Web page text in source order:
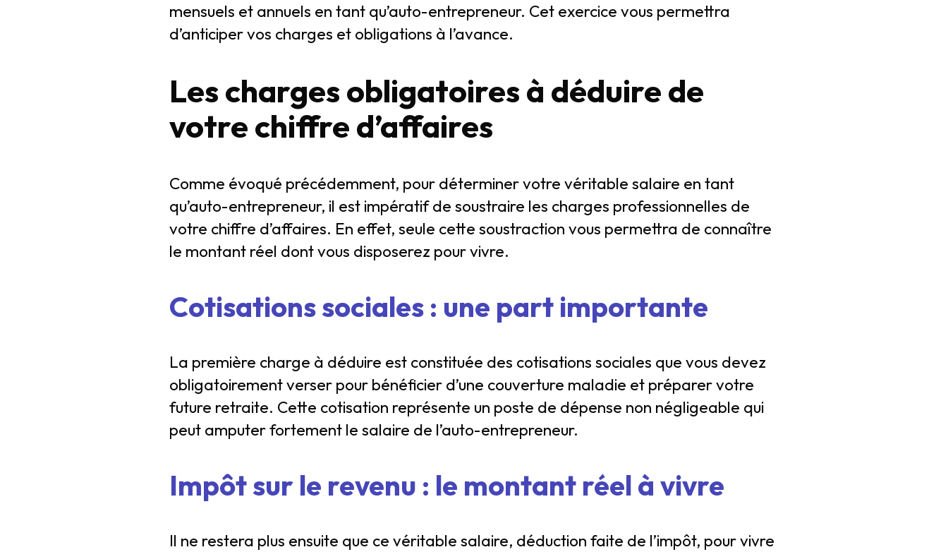
mensuels et annuels en tant qu’auto-entrepreneur. Cet exercice vous permettra
d’anticiper vos charges et obligations à l’avance.
Les charges obligatoires à déduire de
votre chiffre d’affaires
Comme évoqué précédemment, pour déterminer votre véritable salaire en tant
qu’auto-entrepreneur, il est impératif de soustraire les charges professionnelles de
votre chiffre d’affaires. En effet, seule cette soustraction vous permettra de connaître
le montant réel dont vous disposerez pour vivre.
Cotisations sociales : une part importante
La première charge à déduire est constituée des cotisations sociales que vous devez
obligatoirement verser pour bénéficier d’une couverture maladie et préparer votre
future retraite. Cette cotisation représente un poste de dépense non négligeable qui
peut amputer fortement le salaire de l’auto-entrepreneur.
Impôt sur le revenu : le montant réel à vivre
Il ne restera plus ensuite que ce véritable salaire, déduction faite de l’impôt, pour vivre